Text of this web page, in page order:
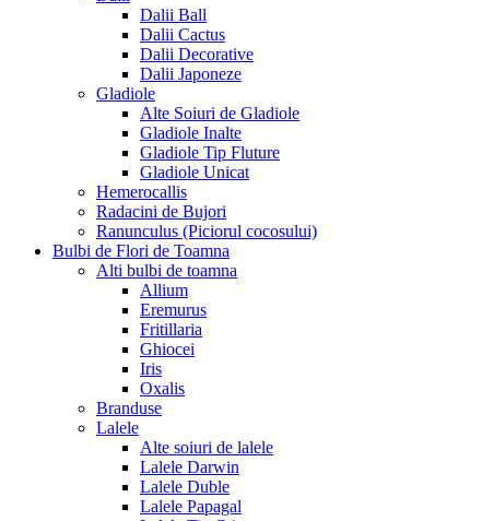
Dalii Ball
Dalii Cactus
Dalii Decorative
Dalii Japoneze
Gladiole
Alte Soiuri de Gladiole
Gladiole Inalte
Gladiole Tip Fluture
Gladiole Unicat
Hemerocallis
Radacini de Bujori
Ranunculus (Piciorul cocosului)
Bulbi de Flori de Toamna
Alti bulbi de toamna
Allium
Eremurus
Fritillaria
Ghiocei
Iris
Oxalis
Branduse
Lalele
Alte soiuri de lalele
Lalele Darwin
Lalele Duble
Lalele Papagal